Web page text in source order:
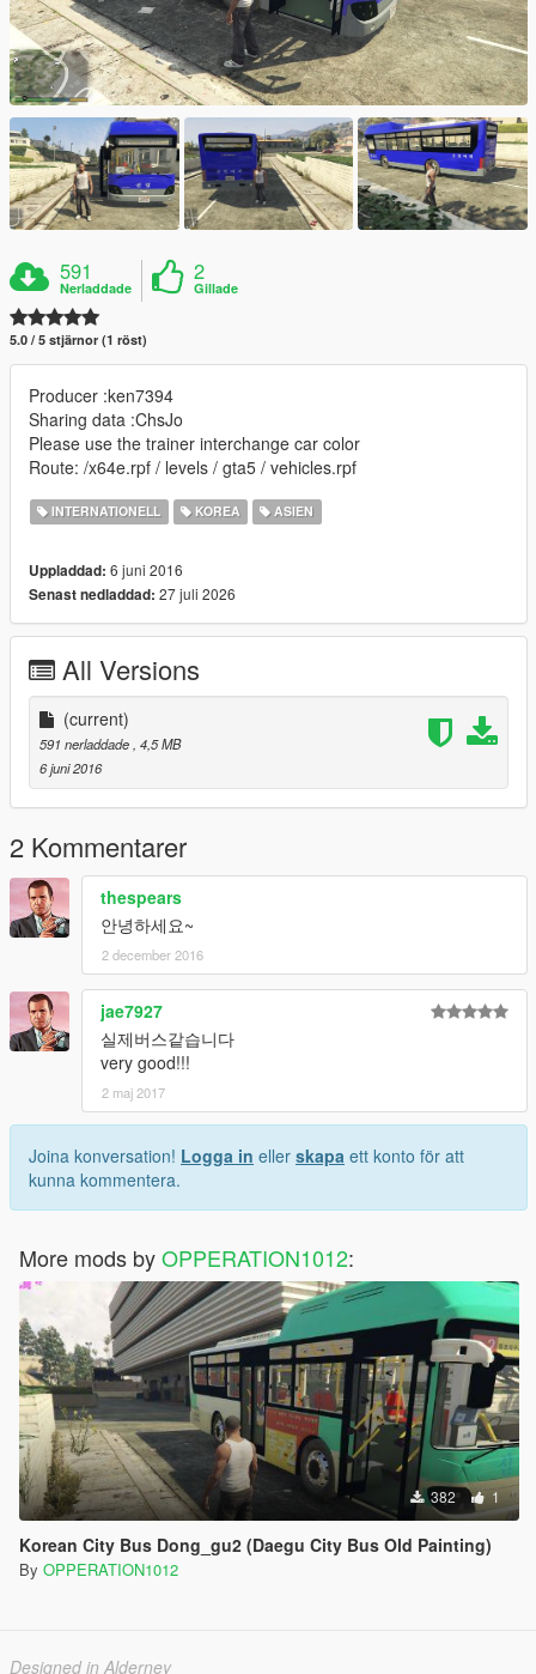
591
Nerladdade
2
Gillade
5.0 / 5 stjärnor (1 röst)
Producer :ken7394
Sharing data :ChsJo
Please use the trainer interchange car color
Route: /x64e.rpf / levels / gta5 / vehicles.rpf
INTERNATIONELL KOREA ASIEN
Uppladdad: 6 juni 2016
Senast nedladdad: 27 juli 2026
All Versions
(current)
591 nerladdade, 4,5 MB
6 juni 2016
2 Kommentarer
thespears
안녕하세요~
2 december 2016
jae7927
실제버스같습니다
very good!!!
2 maj 2017
Joina konversation! Logga in eller skapa ett konto för att
kunna kommentera.
More mods byOPPERATION1012:
382 1
Korean City Bus Dong_gu2 (Daegu City Bus Old Painting)
By OPPERATION1012
Designed in Alderney